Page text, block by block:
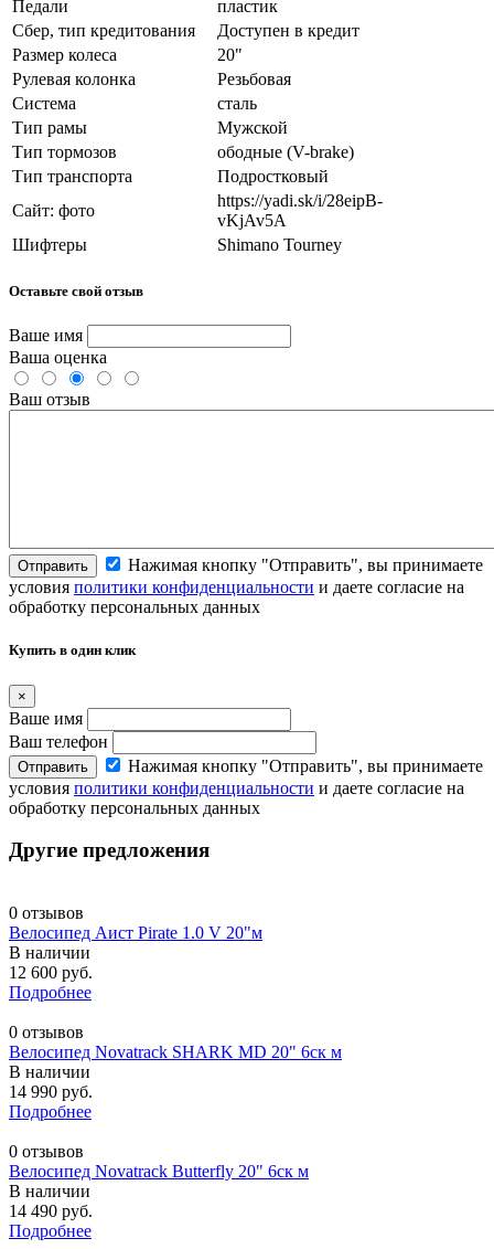
Педали
пластик
Сбер, тип кредитования
Доступен в кредит
Размер колеса
20"
Рулевая колонка
Резьбовая
Система
сталь
Тип рамы
Мужской
Тип тормозов
ободные (V-brake)
Тип транспорта
Подростковый
Сайт: фото
https://yadi.sk/i/28eipB-
vKjAv5A
Шифтеры
Shimano Tourney
Оставьте свой отзыв
Ваше имя
Ваша оценка
Ваш отзыв
Отправить
Нажимая кнопку "Отправить", вы принимаете
условия политики конфиденциальности и даете согласие на
обработку персональных данных
Купить в один клик
×
Ваше имя
Ваш телефон
Отправить
Нажимая кнопку "Отправить", вы принимаете
условия политики конфиденциальности и даете согласие на
обработку персональных данных
Другие предложения
0 отзывов
Велосипед Аист Pirate 1.0 V 20"м
В наличии
12 600 руб.
Подробнее
0 отзывов
Велосипед Novatrack SHARK MD 20" 6ск м
В наличии
14 990 руб.
Подробнее
0 отзывов
Велосипед Novatrack Butterfly 20" 6ск м
В наличии
14 490 руб.
Подробнее